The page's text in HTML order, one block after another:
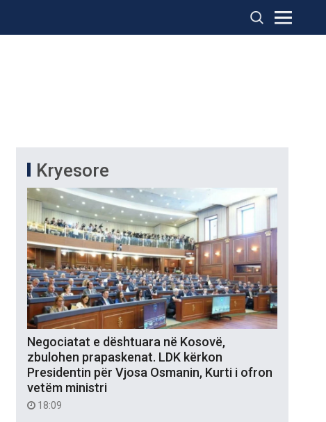
Kryesore
Negociatat e dështuara në Kosovë,
zbulohen prapaskenat. LDK kërkon
Presidentin për Vjosa Osmanin, Kurti i ofron
vetëm ministri
18:09